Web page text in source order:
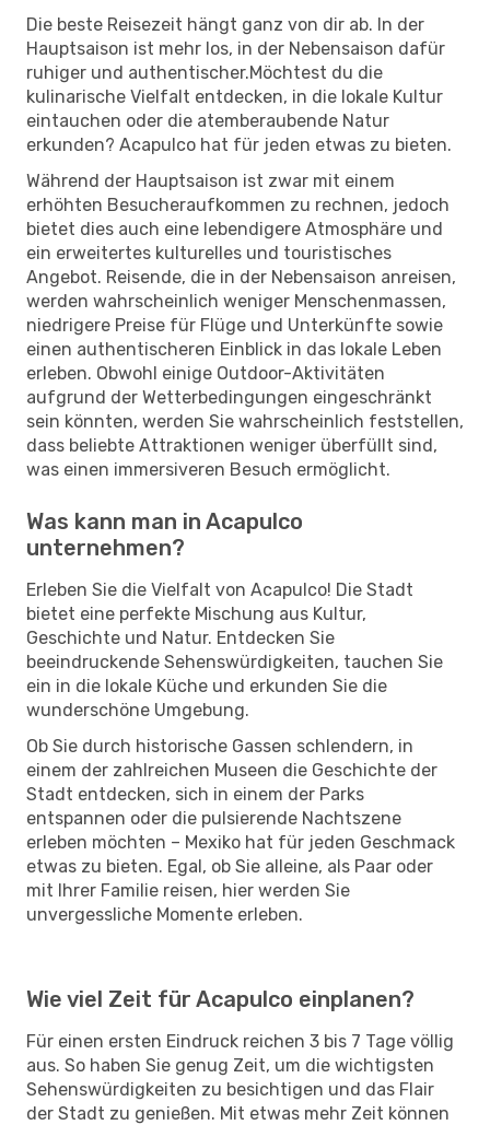
Die beste Reisezeit hängt ganz von dir ab. In der
Hauptsaison ist mehr los, in der Nebensaison dafür
ruhiger und authentischer.Möchtest du die
kulinarische Vielfalt entdecken, in die lokale Kultur
eintauchen oder die atemberaubende Natur
erkunden? Acapulco hat für jeden etwas zu bieten.
Während der Hauptsaison ist zwar mit einem
erhöhten Besucheraufkommen zu rechnen, jedoch
bietet dies auch eine lebendigere Atmosphäre und
ein erweitertes kulturelles und touristisches
Angebot. Reisende, die in der Nebensaison anreisen,
werden wahrscheinlich weniger Menschenmassen,
niedrigere Preise für Flüge und Unterkünfte sowie
einen authentischeren Einblick in das lokale Leben
erleben. Obwohl einige Outdoor-Aktivitäten
aufgrund der Wetterbedingungen eingeschränkt
sein könnten, werden Sie wahrscheinlich feststellen,
dass beliebte Attraktionen weniger überfüllt sind,
was einen immersiveren Besuch ermöglicht.
Was kann man in Acapulco
unternehmen?
Erleben Sie die Vielfalt von Acapulco! Die Stadt
bietet eine perfekte Mischung aus Kultur,
Geschichte und Natur. Entdecken Sie
beeindruckende Sehenswürdigkeiten, tauchen Sie
ein in die lokale Küche und erkunden Sie die
wunderschöne Umgebung.
Ob Sie durch historische Gassen schlendern, in
einem der zahlreichen Museen die Geschichte der
Stadt entdecken, sich in einem der Parks
entspannen oder die pulsierende Nachtszene
erleben möchten – Mexiko hat für jeden Geschmack
etwas zu bieten. Egal, ob Sie alleine, als Paar oder
mit Ihrer Familie reisen, hier werden Sie
unvergessliche Momente erleben.
Wie viel Zeit für Acapulco einplanen?
Für einen ersten Eindruck reichen 3 bis 7 Tage völlig
aus. So haben Sie genug Zeit, um die wichtigsten
Sehenswürdigkeiten zu besichtigen und das Flair
der Stadt zu genießen. Mit etwas mehr Zeit können